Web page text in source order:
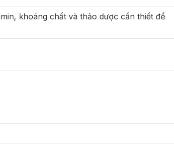
khoáng chất và thảo dược cần thiết để